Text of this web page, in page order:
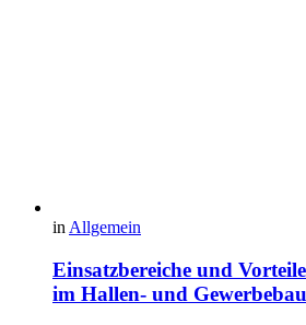
in Allgemein
Einsatzbereiche und
im Hallen- und Gewerbebau